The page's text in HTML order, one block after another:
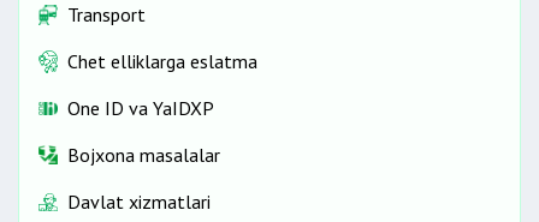
Transport
Chet elliklarga eslatma
One ID vа YaIDXP
Bojxona masalalar
Davlat xizmatlari